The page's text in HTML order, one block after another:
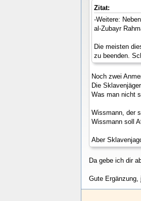
Zitat:
-Weitere:
al-Zubayr
Die meisten
zu beenden.
Noch zwei
Die
Was man nicht
Wissmann, der
Wissmann soll
Aber
Da gebe ich dir
Gute Ergänzung,